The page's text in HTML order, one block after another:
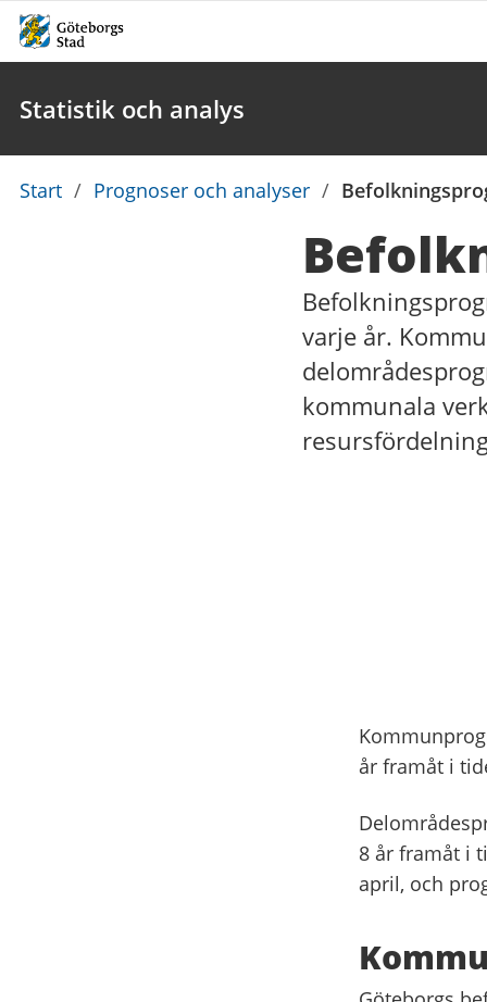
Statistik och analys
Du
Start / Prognoser och analyser /
varje år.
kommunala
år framåt i
8 år framåt i
april, och